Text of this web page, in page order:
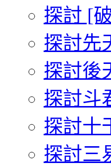
探討 [
探討先
探討後
探討斗
探討十
探討三